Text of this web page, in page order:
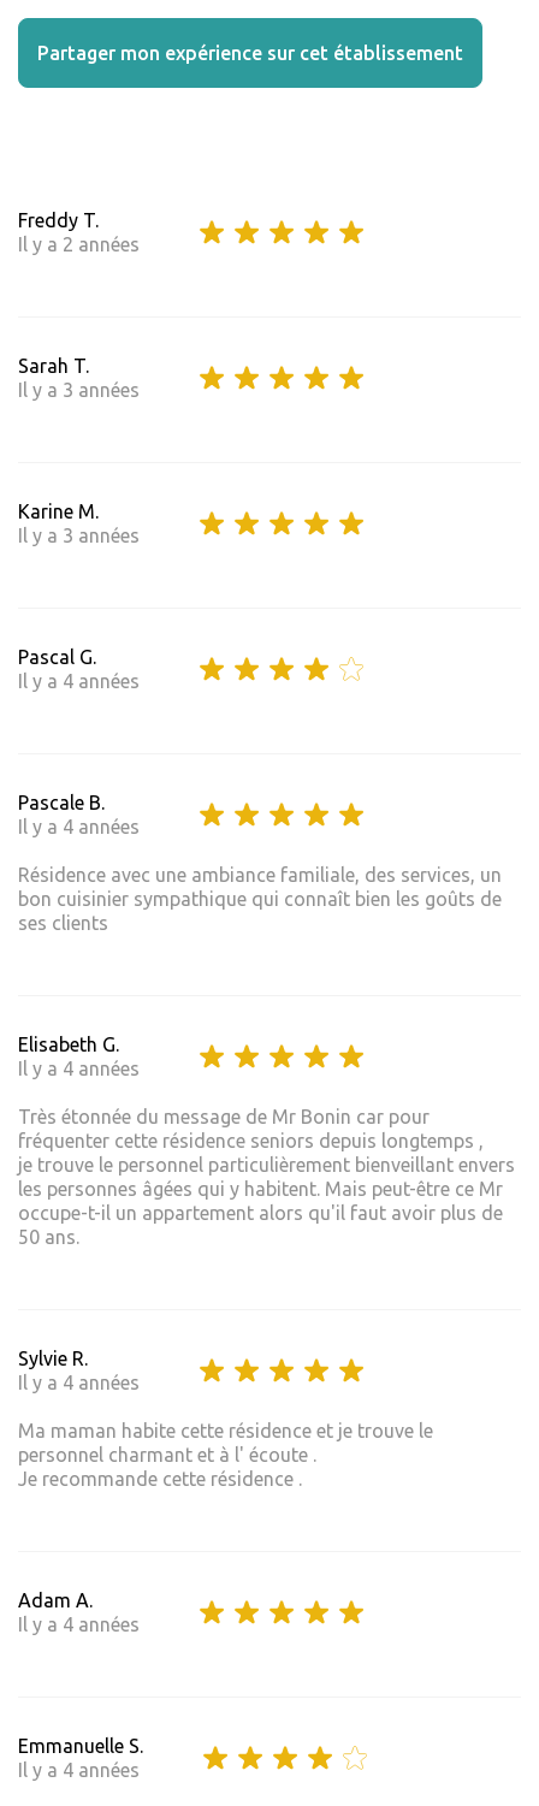
Partager mon expérience sur cet établissement
Freddy T.
Il y a 2 années
Sarah T.
Il y a 3 années
Karine M.
Il y a 3 années
Pascal G.
Il y a 4 années
Pascale B.
Il y a 4 années
Résidence avec une ambiance familiale, des services, un
bon cuisinier sympathique qui connaît bien les goûts de
ses clients
Elisabeth G.
Il y a 4 années
Très étonnée du message de Mr Bonin car pour
fréquenter cette résidence seniors depuis longtemps ,
je trouve le personnel particulièrement bienveillant envers
les personnes âgées qui y habitent. Mais peut-être ce Mr
occupe-t-il un appartement alors qu'il faut avoir plus de
50 ans.
Sylvie R.
Il y a 4 années
Ma maman habite cette résidence et je trouve le
personnel charmant et à l' écoute .
Je recommande cette résidence .
Adam A.
Il y a 4 années
Emmanuelle S.
Il y a 4 années